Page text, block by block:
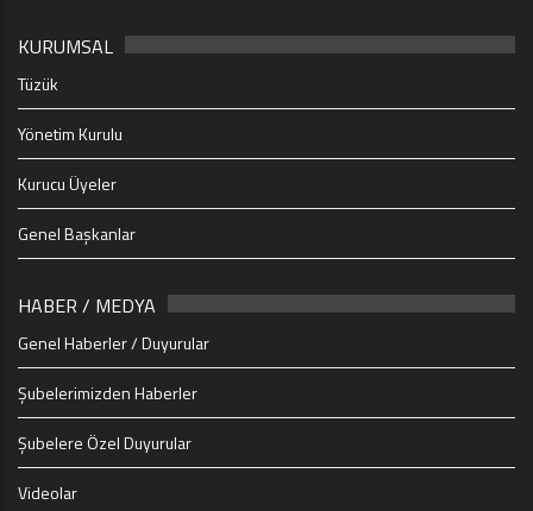
KURUMSAL
Tüzük
Yönetim Kurulu
Kurucu Üyeler
Genel Başkanlar
HABER / MEDYA
Genel Haberler / Duyurular
Şubelerimizden Haberler
Şubelere Özel Duyurular
Videolar